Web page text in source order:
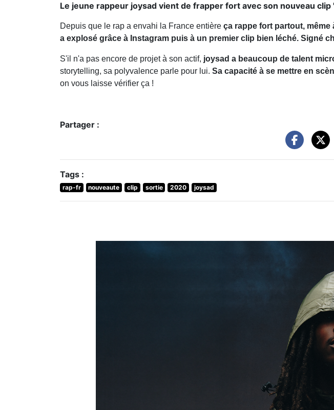
Le jeune rappeur joysad vient de frapper fort avec son nouveau clip
Depuis que le rap a envahi la France entière ça rappe fort partout,
a explosé grâce à Instagram puis à un premier clip bien léché. Signé
S'il n'a pas encore de projet à son actif, joysad a beaucoup de talent
storytelling, sa polyvalence parle pour lui. Sa capacité à se mettre en
on vous laisse vérifier ça !
Partager :
Tags :
rap-fr nouveaute clip sortie 2020 joysad